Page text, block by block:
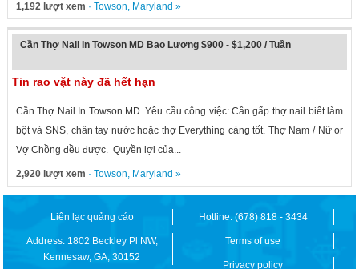
1,192 lượt xem · Towson, Maryland »
Cần Thợ Nail In Towson MD Bao Lương $900 - $1,200 / Tuần
Tin rao vặt này đã hết hạn
Cần Thợ Nail In Towson MD. Yêu cầu công việc: Cần gấp thợ nail biết làm
bột và SNS, chân tay nước hoặc thợ Everything càng tốt. Thợ Nam / Nữ or
Vợ Chồng đều được. Quyền lợi của...
2,920 lượt xem · Towson, Maryland »
Liên lạc quảng cáo Hotline: (678) 818 - 3434
Address: 1802 Beckley Pl NW,
Kennesaw, GA, 30152
Terms of use
Privacy policy